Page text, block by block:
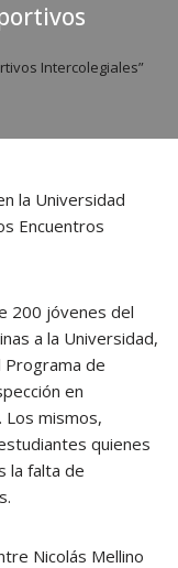
Intercolegiales”
la Universidad
Encuentros
200 jóvenes del
a la Universidad,
de
en
Los mismos,
quienes
la falta de
Nicolás Mellino